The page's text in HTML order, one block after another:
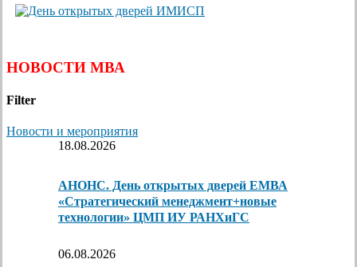
НОВОСТИ МВА
Filter
Новости и мероприятия
18.08.2026
АНОНС. День открытых дверей ЕМВА
«Стратегический менеджмент+новые
технологии» ЦМП ИУ РАНХиГС
06.08.2026